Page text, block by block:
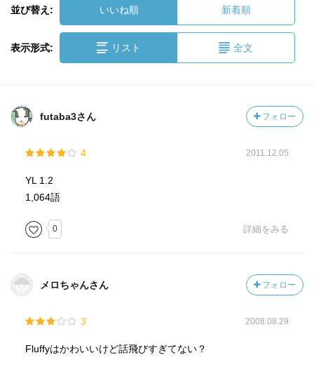
並び替え: いいね順 新着順
表示形式: リスト 全文
futaba3さん フォロー
4 2011.12.05
YL 1.2
1,064語
0 詳細をみる
メロちゃんさん フォロー
3 2008.08.29
Fluffyはかわいいけど話飛びすぎてない？